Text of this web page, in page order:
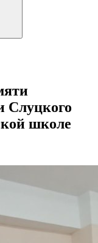
Слуцкого
школе